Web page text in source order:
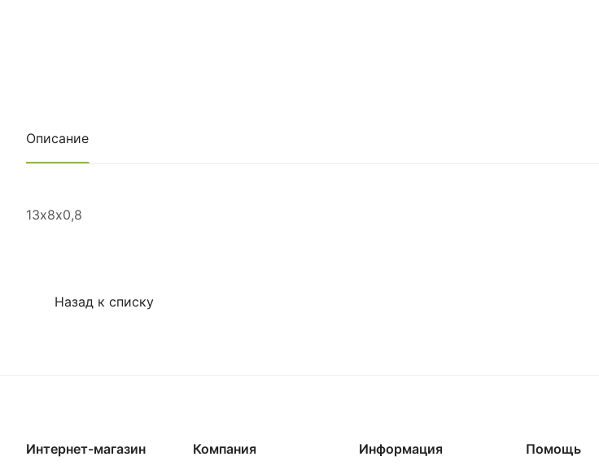
Описание
13х8х0,8
Назад к списку
Интернет-магазин Компания Информация Помощь